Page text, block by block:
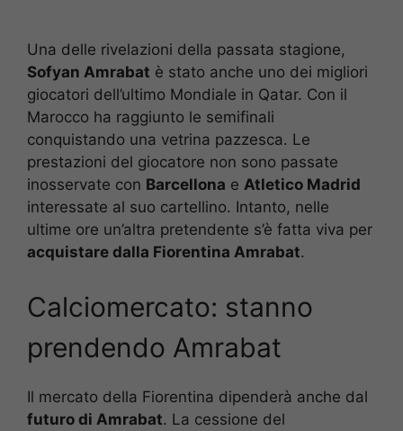
Una delle rivelazioni della passata stagione,
Sofyan Amrabat è stato anche uno dei migliori
giocatori dell’ultimo Mondiale in Qatar. Con il
Marocco ha raggiunto le semifinali
conquistando una vetrina pazzesca. Le
prestazioni del giocatore non sono passate
inosservate con Barcellona e Atletico Madrid
interessate al suo cartellino. Intanto, nelle
ultime ore un’altra pretendente s’è fatta viva per
acquistare dalla Fiorentina Amrabat.
Calciomercato: stanno
prendendo Amrabat
Il mercato della Fiorentina dipenderà anche dal
futuro di Amrabat. La cessione del